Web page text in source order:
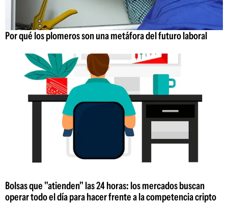
Por qué los plomeros son una metáfora del futuro laboral
Bolsas que "atienden" las 24 horas: los mercados buscan
operar todo el día para hacer frente a la competencia cripto